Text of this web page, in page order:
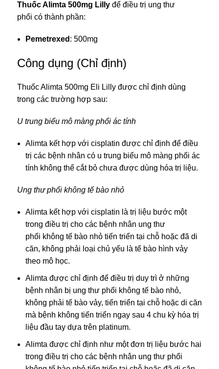
Thuốc Alimta 500mg Lilly để điều trị ung thư
phổi có thành phần:
Pemetrexed : 500mg
Công dụng (Chỉ định)
Thuốc Alimta 500mg Eli Lilly được chỉ định dùng
trong các trường hợp sau:
U trung biểu mô màng phổi ác tính
Alimta kết hợp với cisplatin được chỉ định để điều
trị các bệnh nhân có u trung biểu mô màng phổi ác
tính không thể cắt bỏ chưa được dùng hóa trị liệu.
Ung thư phổi không tế bào nhỏ
Alimta kết hợp với cisplatin là trị liệu bước một
trong điều trị cho các bệnh nhân ung thư
phổi không tế bào nhỏ tiến triển tại chỗ hoặc đã di
căn, không phải loại chủ yếu là tế bào hình vảy
theo mô học.
Alimta được chỉ định để điều trị duy trì ở những
bệnh nhân bị ung thư phổi không tế bào nhỏ,
không phải tế bào vảy, tiến triển tại chỗ hoặc di căn
mà bệnh không tiến triển ngay sau 4 chu kỳ hóa trị
liệu đầu tay dựa trên platinum.
Alimta được chỉ định như một đơn trị liệu bước hai
trong điều trị cho các bệnh nhân ung thư phổi